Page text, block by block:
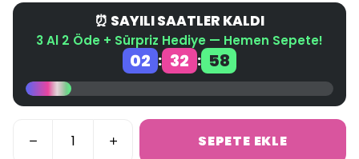
⏰ SAYILI SAATLER KALDI
3 Al 2 Öde + Sürpriz Hediye — Hemen Sepete!
02 : 32 : 58
SEPETE EKLE